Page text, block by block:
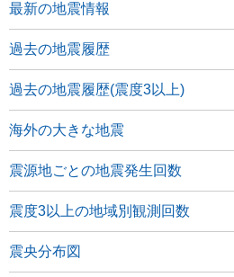
最新の地震情報
過去の地震履歴
過去の地震履歴(震度3以上)
海外の大きな地震
震源地ごとの地震発生回数
震度3以上の地域別観測回数
震央分布図